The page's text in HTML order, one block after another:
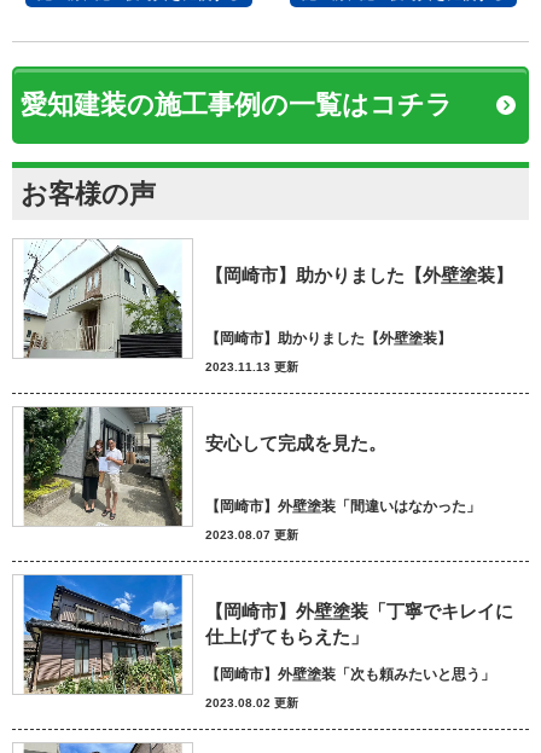
愛知建装の施工事例の一覧はコチラ
お客様の声
【岡崎市】助かりました【外壁塗装】
【岡崎市】助かりました【外壁塗装】
2023.11.13 更新
安心して完成を見た。
【岡崎市】外壁塗装「間違いはなかった」
2023.08.07 更新
【岡崎市】外壁塗装「丁寧でキレイに
仕上げてもらえた」
【岡崎市】外壁塗装「次も頼みたいと思う」
2023.08.02 更新